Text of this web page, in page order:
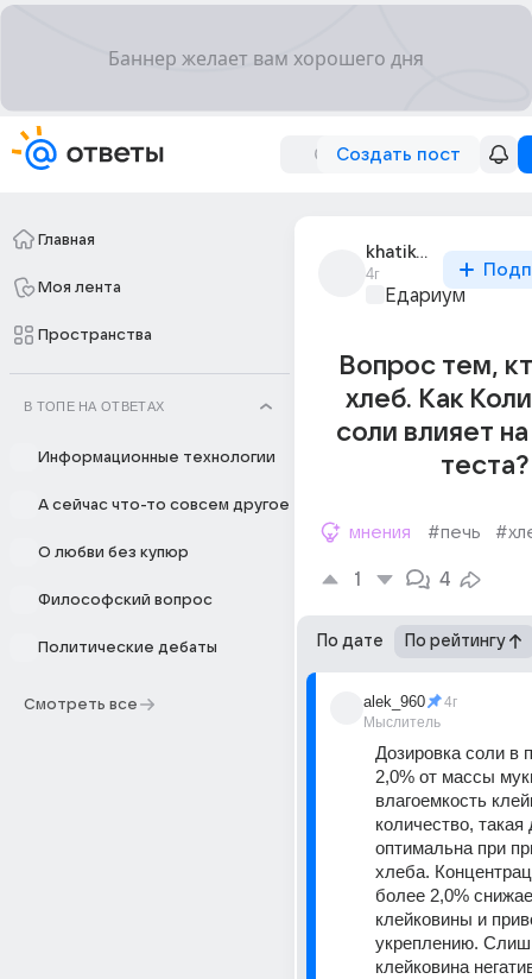
Создать пост
Главная
Моя лента
Пространства
В ТОПЕ НА ОТВЕТАХ
Информационные технологии
А сейчас что-то совсем другое
О любви без купюр
Философский вопрос
Политические дебаты
Смотреть все
khatiko_97
4г
Едариум
Вопрос тем,
хлеб. Как
соли влияет
теста?
мнения #печь
1 4
По дате По рейтингу
alek_960
Мыслитель
4г
Дозировка соли в
2,0% от массы
влагоемкость
количество, такая
оптимальна при
хлеба.
более 2,0%
клейковины и
укреплению.
клейковина